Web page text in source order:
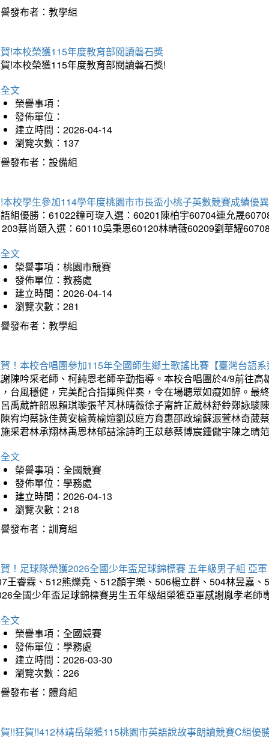
發布者：教學組
!本校榮獲115年度教育部閱讀磐石獎
!本校榮獲115年度教育部閱讀磐石獎!
文
榮譽事項：
發佈單位：
建立時間：2026-04-14
瀏覽次數：137
發布者：設備組
本校學生參加114學年度桃園市市長盃小桃子英數競賽成績優
組優勝：61022鐘可琁入選：60201陳柏宇60704連允晟
蔡尚頤入選：60110吳秉恩60120林晴薇60209劉華耀
文
榮譽事項：桃園市競賽
發佈單位：教務處
建立時間：2026-04-14
瀏覽次數：281
發布者：教學組
！本校合唱團參加115年全國師生鄉土歌謠比賽【臺灣台語
陳吟采老師、柯純恩老師辛勤指導。本校合唱團於4/9前往
台風穩健，完美配合指揮與伴奏，令在場聽眾如癡如醉。最
禹葳許韶恩賴琪璇張芊芃林晴薇徐子甯許芷葳林舒鈴鄭詠駿
宥均蔡詠佳黃安榆黃榆媗劉苡庭方育惠邵政瑜蘇浱萱林奇葳
采君林承翔林禹恩林郁喆涂詩昀王苡慈蔡博宸鍾儱宇陳之晴
文
榮譽事項：全國競賽
發佈單位：學務處
建立時間：2026-04-13
瀏覽次數：218
發布者：訓育組
！足球隊榮獲2026全國少年盃足球錦標賽 五年級男子組 亞軍
王睿霖、512熊爍堯、512顏宇樂、506楊立群、504林昱嘉
全國少年盃足球錦標賽男生五年級組榮獲亞軍感謝胤孝老師
文
榮譽事項：全國競賽
發佈單位：學務處
建立時間：2026-03-30
瀏覽次數：226
發布者：體育組
!!狂賀!!412林靖岳榮獲115桃園市英語說故事朗讀競賽C組優